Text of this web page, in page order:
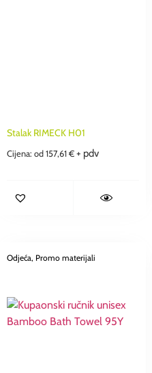
Stalak RIMECK H01
Cijena: od 157,61 € + pdv
Odjeća, Promo materijali